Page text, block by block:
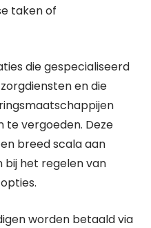
taken of
die gespecialiseerd
en die
te vergoeden. Deze
breed scala aan
bij het regelen van
worden betaald via